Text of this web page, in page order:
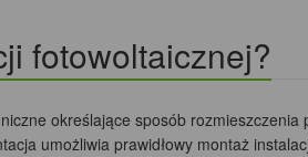
fotowoltaicznej?
określające sposób rozmieszczenia
umożliwia prawidłowy montaż